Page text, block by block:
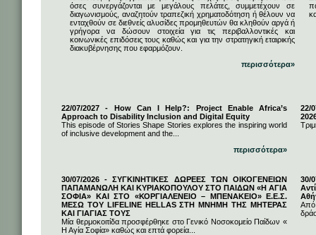
όσες συνεργάζονται με μεγάλους πελάτες, συμμετέχουν σε
διαγωνισμούς, αναζητούν τραπεζική χρηματοδότηση ή θέλουν να
ενταχθούν σε διεθνείς αλυσίδες προμηθευτών θα κληθούν αργά ή
γρήγορα να δώσουν στοιχεία για τις περιβαλλοντικές και
κοινωνικές επιδόσεις τους καθώς και για την στρατηγική εταιρικής
διακυβέρνησης που εφαρμόζουν.
περισσότερα»
22/07/2027 - How Can I Help?: Project Enable Africa’s
Approach to Disability Inclusion and Digital Equity
This episode of Stories Shape Stories explores the inspiring world
of inclusive development and the...
περισσότερα»
22/
30/07/2026 - ΣΥΓΚΙΝΗΤΙΚΕΣ ΔΩΡΕΕΣ ΤΩΝ ΟΙΚΟΓΕΝΕΙΩΝ
ΠΑΠΑΜΑΝΩΛΗ ΚΑΙ ΚΥΡΙΑΚΟΠΟΥΛΟΥ ΣΤΟ ΠΑΙΔΩΝ «Η ΑΓΙΑ
ΣΟΦΙΑ» ΚΑΙ ΣΤΟ «ΚΟΡΓΙΑΛΕΝΕΙΟ – ΜΠΕΝΑΚΕΙΟ» Ε.Ε.Σ.
ΜΕΣΩ ΤΟΥ LIFELINE HELLAS ΣΤΗ ΜΝΗΜΗ ΤΗΣ ΜΗΤΕΡΑΣ
ΚΑΙ ΓΙΑΓΙΑΣ ΤΟΥΣ
Μία θερμοκοιτίδα προσφέρθηκε στο Γενικό Νοσοκομείο Παίδων «
Η Αγία Σοφία» καθώς και επτά φορεία...
30/
Από